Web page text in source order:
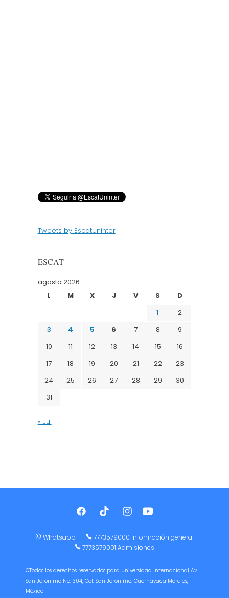
Tweets by EscatUninter
ESCAT
agosto 2026
L
M X J V S
D
1
2
3
4 5 6 7 8
9
10
11 12 13 14 15
16
17
18 19 20 21 22
23
24
25 26 27 28 29
30
31
« Jul
Whatsapp
7773579000 Información general
7773579001 Admisiones
©Todos los derechos reservados para Universidad Internacional Av.
San Jerónimo No. 304, Col. San Jerónimo. Cuernavaca Morelos,
México